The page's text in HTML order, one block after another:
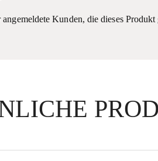
Kunden, die dieses